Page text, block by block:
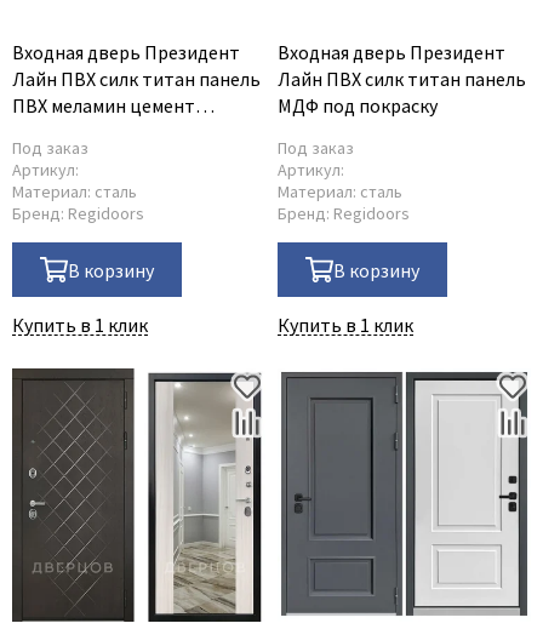
Входная дверь Президент
Лайн ПВХ силк титан панель
ПВХ меламин цемент
Под заказ
Артикул:
Материал: сталь
Бренд: Regidoors
В корзину
Купить в 1 клик
Входная дверь Президент
Лайн ПВХ силк титан панель
МДФ под покраску
Под заказ
Артикул:
Материал: сталь
Бренд: Regidoors
В корзину
Купить в 1 клик